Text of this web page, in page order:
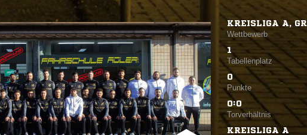
KREISLIGA A,
Wettbewerb
1
Tabellenplatz
0
Punkte
0:0
Torverhältnis
KREISLIGA A